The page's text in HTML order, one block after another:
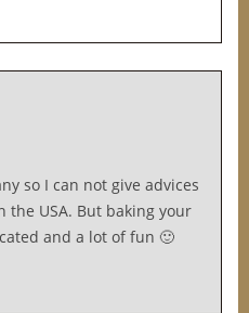
so I can not give advices
USA. But baking your
and a lot of fun 🙂